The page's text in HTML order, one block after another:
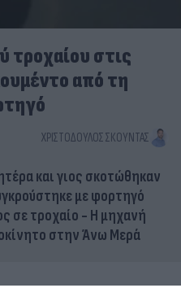
τροχαίου στις
από τη
ΧΡΙΣΤΌΔΟΥΛΟΣ ΣΚΟΎΝΤΑΣ
και γιος σκοτώθηκαν
με φορτηγό
σε τροχαίο - Η μηχανή
στην Άνω Μερά